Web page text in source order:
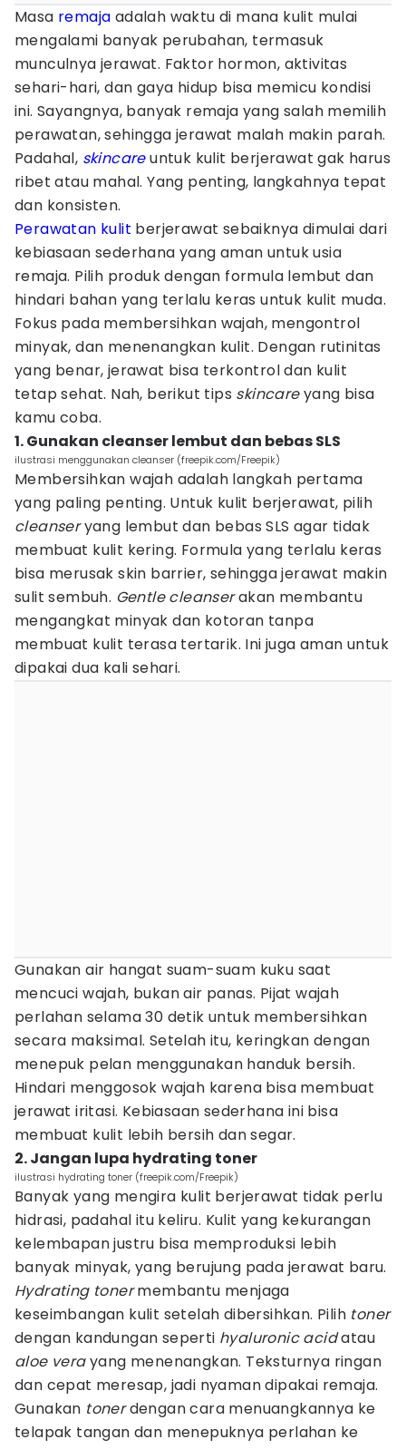
Masa remaja adalah waktu di mana kulit mulai
mengalami banyak perubahan, termasuk
munculnya jerawat. Faktor hormon, aktivitas
sehari-hari, dan gaya hidup bisa memicu kondisi
ini. Sayangnya, banyak remaja yang salah memilih
perawatan, sehingga jerawat malah makin parah.
Padahal, skincareuntuk kulit berjerawat gak harus
ribet atau mahal. Yang penting, langkahnya tepat
dan konsisten.
Perawatan kulit berjerawat sebaiknya dimulai dari
kebiasaan sederhana yang aman untuk usia
remaja. Pilih produk dengan formula lembut dan
hindari bahan yang terlalu keras untuk kulit muda.
Fokus pada membersihkan wajah, mengontrol
minyak, dan menenangkan kulit. Dengan rutinitas
yang benar, jerawat bisa terkontrol dan kulit
tetap sehat. Nah, berikut tips skincareyang bisa
kamu coba.
1. Gunakan cleanser lembut dan bebas SLS
ilustrasi menggunakan cleanser (freepik.com/Freepik)
Membersihkan wajah adalah langkah pertama
yang paling penting. Untuk kulit berjerawat, pilih
cleanseryang lembut dan bebas SLS agar tidak
membuat kulit kering. Formula yang terlalu keras
bisa merusak skin barrier, sehingga jerawat makin
sulit sembuh. Gentle cleanserakan membantu
mengangkat minyak dan kotoran tanpa
membuat kulit terasa tertarik. Ini juga aman untuk
dipakai dua kali sehari.
Gunakan air hangat suam-suam kuku saat
mencuci wajah, bukan air panas. Pijat wajah
perlahan selama 30 detik untuk membersihkan
secara maksimal. Setelah itu, keringkan dengan
menepuk pelan menggunakan handuk bersih.
Hindari menggosok wajah karena bisa membuat
jerawat iritasi. Kebiasaan sederhana ini bisa
membuat kulit lebih bersih dan segar.
2. Jangan lupa hydrating toner
ilustrasi hydrating toner (freepik.com/Freepik)
Banyak yang mengira kulit berjerawat tidak perlu
hidrasi, padahal itu keliru. Kulit yang kekurangan
kelembapan justru bisa memproduksi lebih
banyak minyak, yang berujung pada jerawat baru.
Hydrating tonermembantu menjaga
keseimbangan kulit setelah dibersihkan. Pilih toner
dengan kandungan seperti hyaluronic acidatau
aloe verayang menenangkan. Teksturnya ringan
dan cepat meresap, jadi nyaman dipakai remaja.
Gunakan tonerdengan cara menuangkannya ke
telapak tangan dan menepuknya perlahan ke